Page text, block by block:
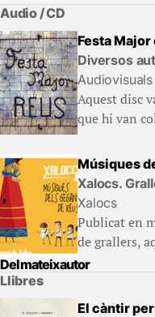
Audio / CD
Festa Major
Diversos
Aquest disc
que hi van
Músiques
Xalocs.
Xalocs
Publicat en
de grallers,
Del mateix autor
Llibres
El càntir